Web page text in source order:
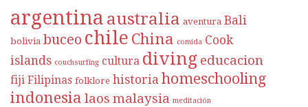
argentina australia aventura Bali
bolivia buceo chile China comida Cook
islands couchsurfing cultura diving educacion
fiji Filipinas folklore historia homeschooling
indonesia laos malaysia meditación